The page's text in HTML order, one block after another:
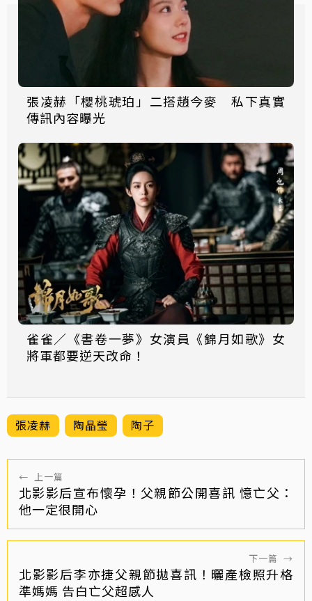
張凌赫「櫻桃琥珀」二搭趙今麥 私下真實
傳訊內容曝光
雀雀／《書卷一夢》女演員《錦月如歌》女
將軍都要逆天改命！
張凌赫 陶晶瑩 陶子
← 上一篇
北影影后宣布懷孕！父親節公開喜訊 憶亡父：
他一定很開心
下一篇 →
北影影后李亦捷父親節拋喜訊！曬產檢照升格
準媽媽 告白亡父超感人